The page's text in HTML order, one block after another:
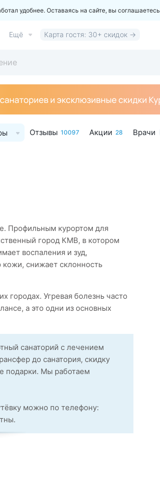
удобнее. Оставаясь на сайте, вы соглашаетесь
Ещё Карта гостя: 30+ скидок →
Отзывы 10097 Акции 28 Врачи
Профильным курортом для
город КМВ, в котором
воспаления и зуд,
снижает склонность
городах. Угревая болезнь часто
а это одни из основных
санаторий с лечением
до санатория, скидку
подарки. Мы работаем
можно по телефону: